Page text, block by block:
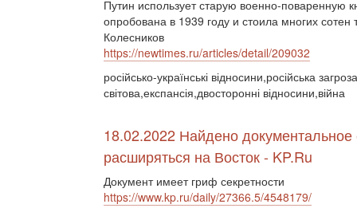
Путин использует старую военно-поваренную
опробована в 1939 году и стоила многих
Колесников
https://newtimes.ru/articles/detail/209032
російсько-українські відносини,російська
світова,експансія,двосторонні відносини,війна
18.02.2022 Найдено
расширяться на Восток - KP.Ru
Документ имеет гриф секретности
https://www.kp.ru/daily/27366.5/4548179/